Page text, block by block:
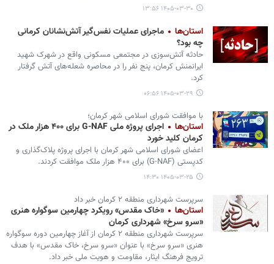
۱۴۰۵-۰۳-۳۰ ۱۳:۵۶
استان‌ها
ماجرای عملیات نفس‌گیر آتش‌نشانان کرمانی
چه بود؟
حادثه آتش‌سوزی در مجتمعی مسکونی واقع در شهرک شهید
ایرانمنش کرمان، پنج نفر را در محاصره شعله‌های آتش گرفتار
کرد.
۱۴۰۵-۰۳-۲۹ ۰۶:۵۶
با موافقت شورای اسلامی شهر کرمان؛
استان‌ها
اجرای پروژه ملی G-NAF برای ۴۰۰ هزار ملک در
کرمان کلید خورد
اعضای شورای اسلامی شهر کرمان با اجرای پروژه پلاک‌گذاری و
کدپستی (G-NAF) برای ۴۰۰ هزار ملک موافقت کردند.
۱۴۰۵-۰۳-۲۵ ۱۴:۳۰
سرپرست شهرداری منطقه ۲ کرمان خبر داد
استان‌ها
«خاک مقدس» رویکرد چهارمین سوگواره هنری
«سرو سرخ» شهرداری کرمان
سرپرست شهرداری منطقه ۲ کرمان از آغاز چهارمین دوره سوگواره
هنری «سرو سرخ» با عنوان «سرو سرخ، خاک مقدس» با هدف
ترویج فرهنگ ایثار، مقاومت و هویت ملی خبر داد.